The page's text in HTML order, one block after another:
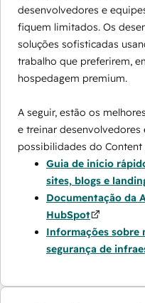
desenvolvedores e
fiquem limitados. Os
soluções sofisticadas
trabalho que preferirem,
hospedagem premium.
A seguir, estão os
e treinar desenvolvedores
possibilidades do Content
Guia de início
sites, blogs e
Documentação da
HubSpot
Informações sobre
segurança de